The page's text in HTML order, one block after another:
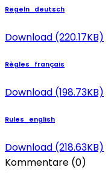
Regeln_deutsch
Download (220.17KB)
Règles_français
Download (198.73KB)
Rules_english
Download (218.63KB)
Kommentare (0)